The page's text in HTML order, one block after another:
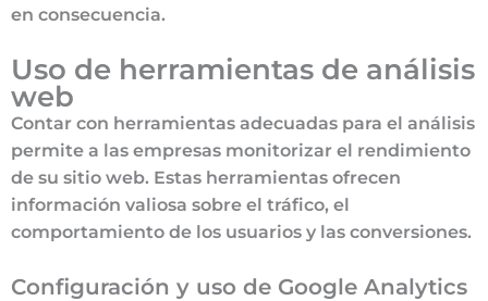
en consecuencia.
Uso de herramientas de análisis
web
Contar con herramientas adecuadas para el análisis
permite a las empresas monitorizar el rendimiento
de su sitio web. Estas herramientas ofrecen
información valiosa sobre el tráfico, el
comportamiento de los usuarios y las conversiones.
Configuración y uso de Google Analytics